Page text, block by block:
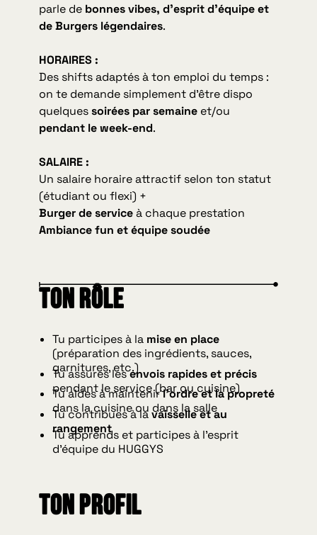
parle de bonnes vibes, d’esprit d’équipe et
de Burgers légendaires.
HORAIRES :
Des shifts adaptés à ton emploi du temps :
on te demande simplement d’être dispo
quelquessoirées par semaine et/ou
pendant le week-end.
SALAIRE :
Un salaire horaire attractif selon ton statut
(étudiant ou flexi) +
Burger de serviceà chaque prestation
Ambiance fun et équipe soudée
Ton rôle
Tu participes à la mise en place
(préparation des ingrédients, sauces,
garnitures, etc.)
Tu assures lesenvois rapides et précis
pendant le service (bar ou cuisine)
Tu aides à maintenirl’ordre et la propreté
dans la cuisine ou dans la salle
Tu contribues à lavaisselle et au
rangement
Tu apprends et participes à l’esprit
d’équipe du HUGGYS
Ton profil